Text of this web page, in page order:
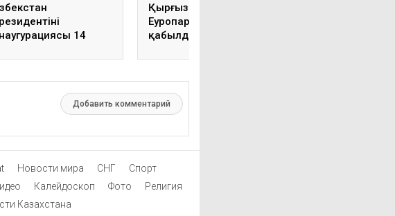
14
Қырғызстан
Еуропарламент
қабылдаған
өкінішін білдірді
Добавить комментарий
Новости мира СНГ
Спорт
Калейдоскоп Фото
Религия
Казахстана